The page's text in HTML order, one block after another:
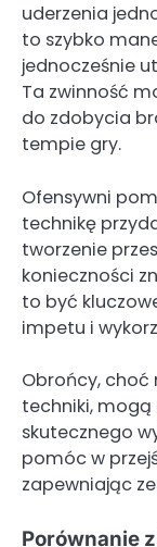
uderzenia
to szybko
jednocześnie
Ta zwinność
do zdobycia
tempie gry.
Ofensywni
technikę
tworzenie
konieczności
to być
impetu i
Obrońcy, choć
techniki, mogą
skutecznego
pomóc w
zapewniając
Porównanie